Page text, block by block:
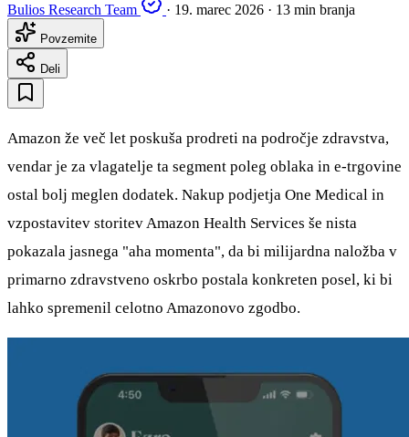
Bulios Research Team
· 19. marec 2026 · 13 min branja
Povzemite
Deli
Amazon že več let poskuša prodreti na področje zdravstva,
vendar je za vlagatelje ta segment poleg oblaka in e-trgovine
ostal bolj meglen dodatek. Nakup podjetja One Medical in
vzpostavitev storitev Amazon Health Services še nista
pokazala jasnega "aha momenta", da bi milijardna naložba v
primarno zdravstveno oskrbo postala konkreten posel, ki bi
lahko spremenil celotno Amazonovo zgodbo.